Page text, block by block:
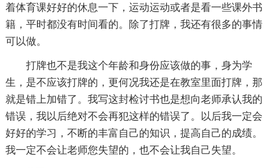
着体育课好好的休息一下，运动运动或者是看一些课外书
籍，平时都没有时间看的。除了打牌，我还有很多的事情
可以做。
打牌也不是我这个年龄和身份应该做的事，身为学
生，是不应该打牌的，更何况我还是在教室里面打牌，那
就是错上加错了。我写这封检讨书也是想向老师承认我的
错误，我以后绝对不会再犯这样的错误了。以后我一定会
好好的学习，不断的丰富自己的知识，提高自己的成绩。
我一定不会让老师您失望的，也不会让我自己失望。